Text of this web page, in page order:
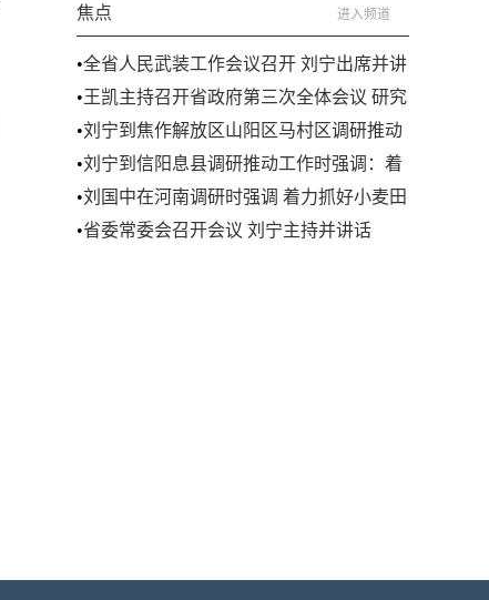
焦点 进入频道
•全省人民武装工作会议召开 刘宁出席并讲
话
•王凯主持召开省政府第三次全体会议 研究
讨论政府工作报告
•刘宁到焦作解放区山阳区马村区调研推动
工作时强调 加快资源型城市产业转型升级
步伐 奋力推动经济发展实现良好开局
•刘宁到信阳息县调研推动工作时强调：着
力抓好小麦田管促苗情转化升级 发挥优势
努力把农业建成现代化大产业
•刘国中在河南调研时强调 着力抓好小麦田
管促苗情转化升级 扎实做好“菜篮子”产品
•省委常委会召开会议 刘宁主持并讲话